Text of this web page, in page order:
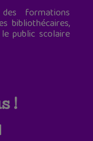
formations
bibliothécaires,
public scolaire
!